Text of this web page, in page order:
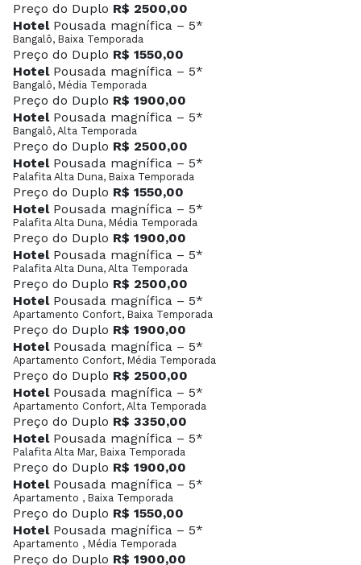
Preço do Duplo R$ 2500,00
Hotel Pousada magnífica – 5*
Bangalô, Baixa Temporada
Preço do Duplo R$ 1550,00
Hotel Pousada magnífica – 5*
Bangalô, Média Temporada
Preço do Duplo R$ 1900,00
Hotel Pousada magnífica – 5*
Bangalô, Alta Temporada
Preço do Duplo R$ 2500,00
Hotel Pousada magnífica – 5*
Palafita Alta Duna, Baixa Temporada
Preço do Duplo R$ 1550,00
Hotel Pousada magnífica – 5*
Palafita Alta Duna, Média Temporada
Preço do Duplo R$ 1900,00
Hotel Pousada magnífica – 5*
Palafita Alta Duna, Alta Temporada
Preço do Duplo R$ 2500,00
Hotel Pousada magnífica – 5*
Apartamento Confort, Baixa Temporada
Preço do Duplo R$ 1900,00
Hotel Pousada magnífica – 5*
Apartamento Confort, Média Temporada
Preço do Duplo R$ 2500,00
Hotel Pousada magnífica – 5*
Apartamento Confort, Alta Temporada
Preço do Duplo R$ 3350,00
Hotel Pousada magnífica – 5*
Palafita Alta Mar, Baixa Temporada
Preço do Duplo R$ 1900,00
Hotel Pousada magnífica – 5*
Apartamento , Baixa Temporada
Preço do Duplo R$ 1550,00
Hotel Pousada magnífica – 5*
Apartamento , Média Temporada
Preço do Duplo R$ 1900,00